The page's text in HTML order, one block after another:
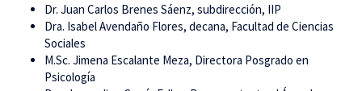
Dr. Juan Carlos Brenes Sáenz, subdirección, IIP
Dra. Isabel Avendaño Flores, decana, Facultad de Ciencias
Sociales
M.Sc. Jimena Escalante Meza, Directora Posgrado en
Psicología